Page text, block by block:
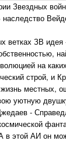
Звездных
ветках ЗВ
на
строй, и
местных,
уютную
-
этой АИ он